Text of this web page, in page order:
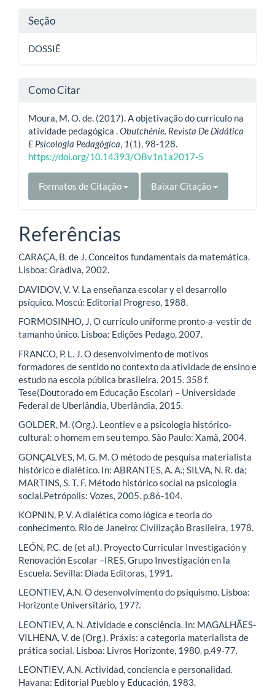
Seção
DOSSIÊ
Como Citar
Moura, M. O. de. (2017). A objetivação do currículo na
atividade pedagógica . Obutchénie. Revista De Didática
E Psicologia Pedagógica 1(1), 98-128.
https://doi.org/10.14393/OBv1n1a2017-5
Formatos de Citação Baixar Citação
Referências
CARAÇA, B. de J. Conceitos fundamentais da matemática.
Lisboa: Gradiva, 2002.
DAVIDOV, V. V. La enseñanza escolar y el desarrollo
psíquico. Moscú: Editorial Progreso, 1988.
FORMOSINHO, J. O currículo uniforme pronto-a-vestir de
tamanho único. Lisboa: Edições Pedago, 2007.
FRANCO, P. L. J. O desenvolvimento de motivos
formadores de sentido no contexto da atividade de ensino e
estudo na escola pública brasileira. 2015. 358 f.
Tese(Doutorado em Educação Escolar) – Universidade
Federal de Uberlândia, Uberlândia, 2015.
GOLDER, M. (Org.). Leontiev e a psicologia histórico-
cultural: o homem em seu tempo. São Paulo: Xamã, 2004.
GONÇALVES, M. G. M. O método de pesquisa materialista
histórico e dialético. In: ABRANTES, A. A.; SILVA, N. R. da;
MARTINS, S. T. F. Método histórico social na psicologia
social.Petrópolis: Vozes, 2005. p.86-104.
KOPNIN, P. V. A dialética como lógica e teoria do
conhecimento. Rio de Janeiro: Civilização Brasileira, 1978.
LEÓN, P.C. de (et al.). Proyecto Curricular Investigación y
Renovación Escolar –IRES, Grupo Investigación en la
Escuela. Sevilla: Diada Editoras, 1991.
LEONTIEV, A.N. O desenvolvimento do psiquismo. Lisboa:
Horizonte Universitário, 197?.
LEONTIEV, A. N. Atividade e consciência. In: MAGALHÃES-
VILHENA, V. de (Org.). Práxis: a categoria materialista de
prática social. Lisboa: Livros Horizonte, 1980. p.49-77.
LEONTIEV, A.N. Actividad, conciencia e personalidad.
Havana: Editorial Pueblo y Educación, 1983.